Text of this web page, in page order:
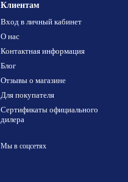
Клиентам
Вход в личный кабинет
О нас
Контактная информация
Блог
Отзывы о магазине
Для покупателя
Сертификаты официального
дилера
Мы в соцсетях